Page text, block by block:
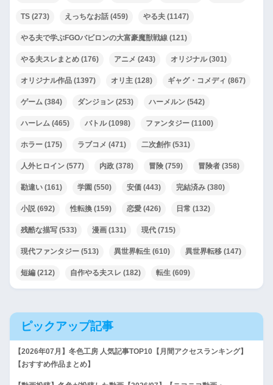
TS (273) えっちなお話 (459) やる夫 (1147)
やる夫で学ぶFGOバビロンの大富豪魔獣戦線 (121)
やる夫スレまとめ (176) アニメ (243) オリジナル(301)
オリジナル作品 (1397) オリ主 (128) ギャグ・コメディ (867)
ゲーム (384) ダンジョン (253) ハーメルン (542)
ハーレム (465) バトル(1098) ファンタジー (1100)
ホラー (175) ラブコメ (471) 二次創作 (531)
人外ヒロイン (577) 内政 (378) 冒険 (759) 冒険者 (358)
勘違い (161) 学園 (550) 安価 (443) 完結済み (380)
小説(692) 性転換 (159) 恋愛 (426) 日常 (132)
残酷な描写 (533) 漫画 (131) 現代 (715)
現代ファンタジー (513) 異世界転生 (610) 異世界転移 (147)
短編 (212) 自作やる夫スレ (182) 転生 (609)
ピックアップ記事
【2026年07月】冬色工房 人気記事TOP10【月間アクセスランキング】
【おすすめ作品まとめ】